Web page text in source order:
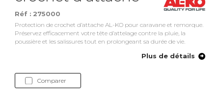
Réf : 275000
Protection de crochet d’attache AL-KO pour caravane et remorque.
Préservez efficacement votre tête d’attelage contre la pluie, la
poussière et les salissures tout en prolongeant sa durée de vie.
Plus de détails
Comparer